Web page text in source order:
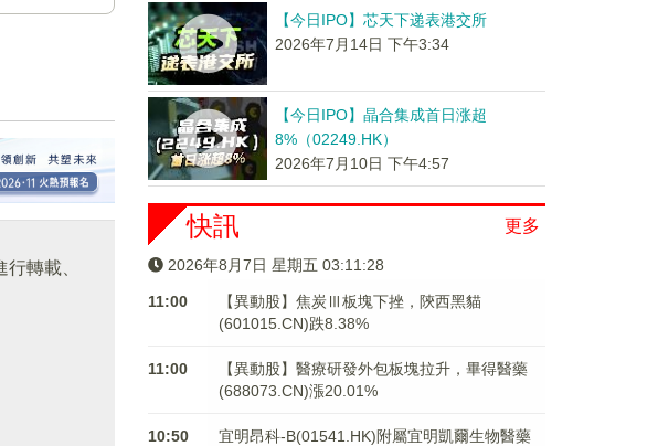
轉載、
【今日IPO】芯天下递表港交所
2026年7月14日 下午3:34
【今日IPO】晶合集成首日涨超
8%（02249.HK）
2026年7月10日 下午4:57
更多
快訊
2026年8月7日 星期五 03:11:28
11:00
【異動股】焦炭Ⅲ板塊下挫，陝西黑貓
(601015.CN)跌8.38%
11:00
【異動股】醫療研發外包板塊拉升，畢得醫藥
(688073.CN)漲20.01%
10:50
宜明昂科-B(01541.HK)附屬宜明凱爾生物醫藥